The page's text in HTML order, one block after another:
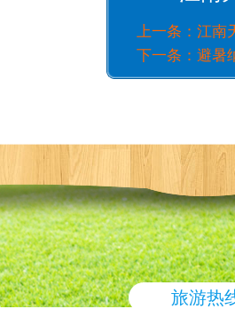
上一条： 江南
下一条： 避暑
旅游热